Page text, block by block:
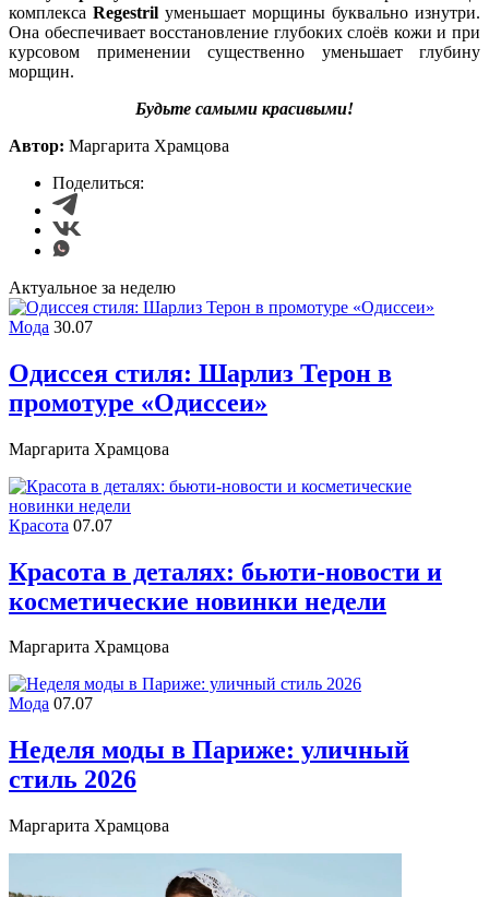
комплекса Regestril уменьшает морщины буквально изнутри.
Она обеспечивает восстановление глубоких слоёв кожи и при
курсовом применении существенно уменьшает глубину
морщин.
Будьте самыми красивыми!
Автор: Маргарита Храмцова
Поделиться:
Актуальное за неделю
Мода 30.07
Одиссея стиля: Шарлиз Терон в
промотуре «Одиссеи»
Маргарита Храмцова
Красота 07.07
Красота в деталях: бьюти-новости и
косметические новинки недели
Маргарита Храмцова
Мода 07.07
Неделя моды в Париже: уличный
стиль 2026
Маргарита Храмцова